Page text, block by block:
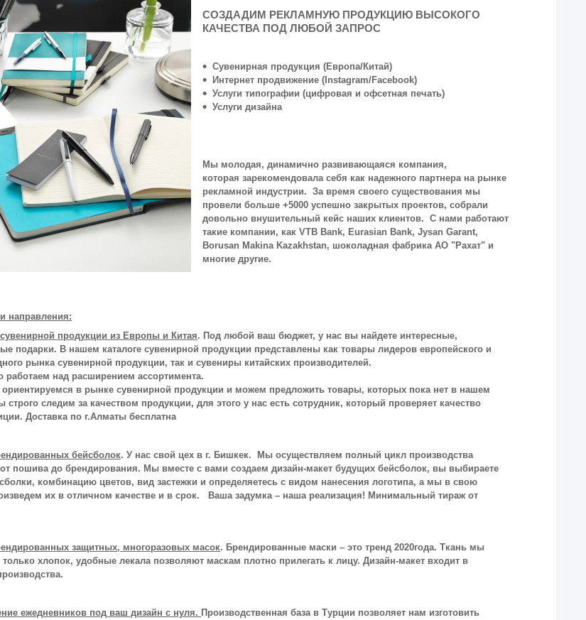
СОЗДАДИМ РЕКЛАМНУЮ ПРОДУКЦИЮ ВЫСОКОГО
КАЧЕСТВА ПОД ЛЮБОЙ ЗАПРОС
Сувенирная продукция (Европа/Китай)
Интернет продвижение (Instagram/Facebook)
Услуги типографии (цифровая и офсетная печать)
Услуги дизайна
Мы молодая, динамично развивающаяся компания,
которая зарекомендовала себя как надежного партнера на рынке
рекламной индустрии. За время своего существования мы
провели больше +5000 успешно закрытых проектов, собрали
довольно внушительный кейс наших клиентов. С нами работают
такие компании, как VTB Bank, Eurasian Bank, Jysan Garant,
Borusan Makina Kazakhstan, шоколадная фабрика АО "Рахат" и
многие другие.
направления:
сувенирной продукции из Европы и Китая. Под любой ваш бюджет, у нас вы найдете интересные,
подарки. В нашем каталоге сувенирной продукции представлены как товары лидеров европейского и
рынка сувенирной продукции, так и сувениры китайских производителей.
работаем над расширением ассортимента.
в рынке сувенирной продукции и можем предложить товары, которых пока нет в нашем
строго следим за качеством продукции, для этого у нас есть сотрудник, который проверяет качество
Доставка по г.Алматы бесплатна
бейсболок. У нас свой цех в г. Бишкек. Мы осуществляем полный цикл производства
пошива до брендирования. Мы вместе с вами создаем дизайн-макет будущих бейсболок, вы выбираете
комбинацию цветов, вид застежки и определяетесь с видом нанесения логотипа, а мы в свою
их в отличном качестве и в срок. Ваша задумка – наша реализация! Минимальный тираж от
защитных, многоразовых масок. Брендированные маски – это тренд 2020года. Ткань мы
только хлопок, удобные лекала позволяют маскам плотно прилегать к лицу. Дизайн-макет входит в
ежедневников под ваш дизайн с нуля. Производственная база в Турции позволяет нам изготовить